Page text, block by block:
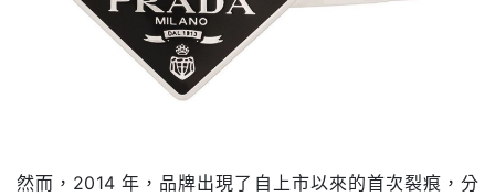
然而， 2014年，品牌出現了自上市以來的首次裂痕，分